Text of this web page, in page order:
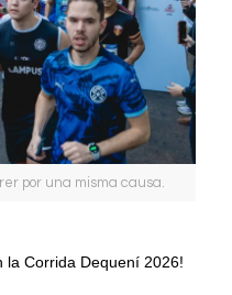
por una misma causa.
la Corrida Dequení 2026!